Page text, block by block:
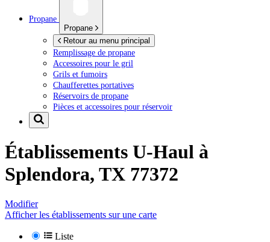
Propane
Propane
Retour au menu principal
Remplissage de propane
Accessoires pour le gril
Grils et fumoirs
Chaufferettes portatives
Réservoirs de propane
Pièces et accessoires pour réservoir
Établissements U-Haul à
Splendora, TX 77372
Modifier
Afficher les établissements sur une carte
Liste